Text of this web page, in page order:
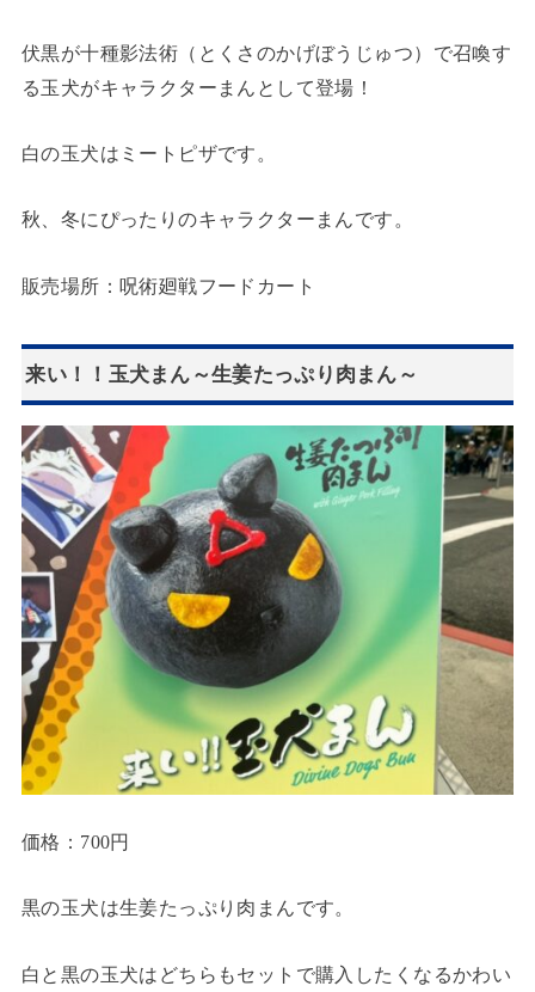
伏黒が十種影法術（とくさのかげぼうじゅつ）で召喚す
る玉犬がキャラクターまんとして登場！
白の玉犬はミートピザです。
秋、冬にぴったりのキャラクターまんです。
販売場所：呪術廻戦フードカート
来い！！玉犬まん～生姜たっぷり肉まん～
価格：700円
黒の玉犬は生姜たっぷり肉まんです。
白と黒の玉犬はどちらもセットで購入したくなるかわい